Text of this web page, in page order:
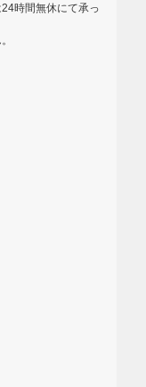
時間無休にて承っ